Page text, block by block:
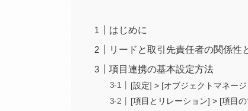
はじめに
リードと取引先責任者の関係性
項目連携の基本設定方法
[設定] > [オブジェクトマネー
[項目とリレーション] > [項目